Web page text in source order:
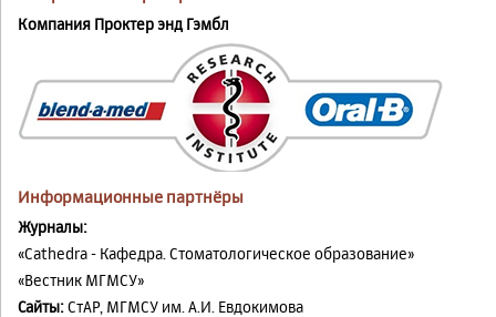
Компания Проктер энд Гэмбл
Информационные партнёры
Журналы:
«Cathedra - Кафедра. Стоматологическое образование»
«Вестник МГМСУ»
Сайты:СтАР, МГМСУ им. А.И. Евдокимова